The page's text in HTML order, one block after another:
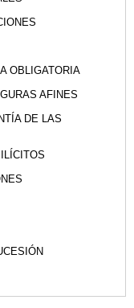
OBLIGATORIA
AFINES
DE LAS